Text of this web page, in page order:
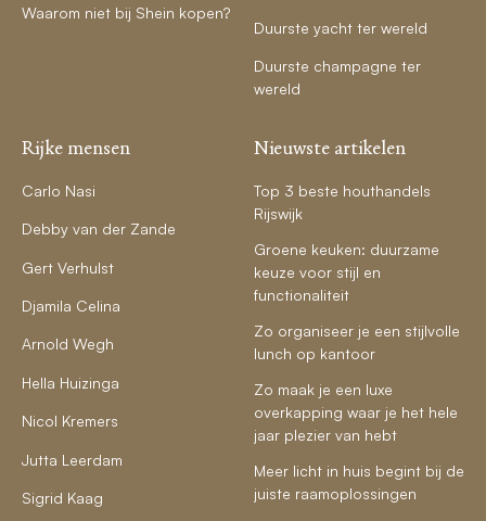
Waarom niet bij Shein kopen?
Duurste yacht ter wereld
Duurste champagne ter
wereld
Rijke mensen
Carlo Nasi
Debby van der Zande
Gert Verhulst
Djamila Celina
Arnold Wegh
Hella Huizinga
Nicol Kremers
Jutta Leerdam
Sigrid Kaag
Nieuwste artikelen
Top 3 beste houthandels
Rijswijk
Groene keuken: duurzame
keuze voor stijl en
functionaliteit
Zo organiseer je een stijlvolle
lunch op kantoor
Zo maak je een luxe
overkapping waar je het hele
jaar plezier van hebt
Meer licht in huis begint bij de
juiste raamoplossingen